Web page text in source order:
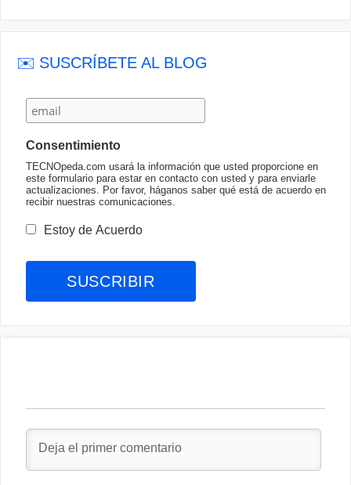
✉️ SUSCRÍBETE AL BLOG
Consentimiento
TECNOpeda.com usará la información que usted proporcione en
este formulario para estar en contacto con usted y para enviarle
actualizaciones. Por favor, háganos saber qué está de acuerdo en
recibir nuestras comunicaciones.
Estoy de Acuerdo